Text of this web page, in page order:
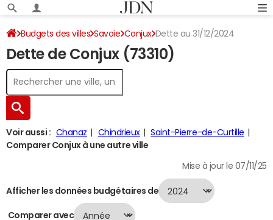
Budgets des villes Savoie Conjux Dette au 31/12/2024
Dette de Conjux (73310)
Voir aussi : Chanaz Chindrieux
Saint-Pierre-de-Curtille
Comparer Conjux à une autre ville
Mise à jour le 07/11/25
Afficher les données budgétaires de
Comparer avec